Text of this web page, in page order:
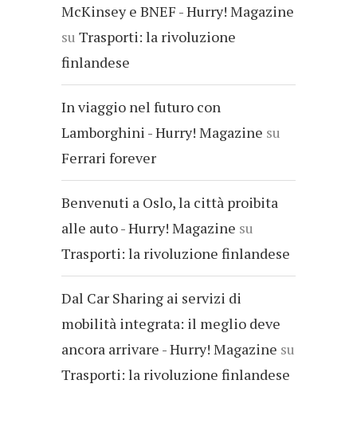
McKinsey e BNEF - Hurry! Magazine
su Trasporti: la rivoluzione
finlandese
In viaggio nel futuro con
Lamborghini - Hurry! Magazine su
Ferrari forever
Benvenuti a Oslo, la città proibita
alle auto - Hurry! Magazine su
Trasporti: la rivoluzione finlandese
Dal Car Sharing ai servizi di
mobilità integrata: il meglio deve
ancora arrivare - Hurry! Magazine su
Trasporti: la rivoluzione finlandese